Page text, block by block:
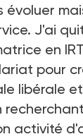
évoluer
J'ai
en
pour
libérale
activité